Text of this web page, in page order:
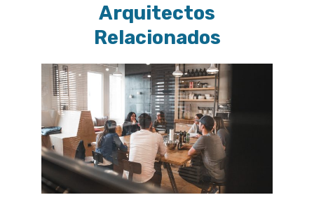
Arquitectos
Relacionados